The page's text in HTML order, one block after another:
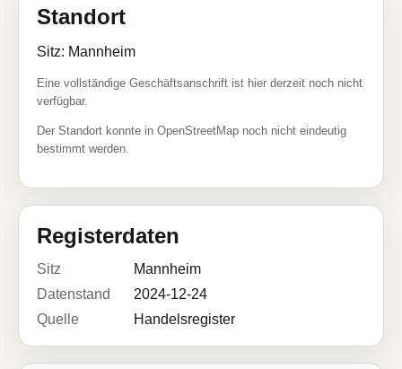
Standort
Sitz: Mannheim
Eine vollständige Geschäftsanschrift ist hier derzeit noch nicht
verfügbar.
Der Standort konnte in OpenStreetMap noch nicht eindeutig
bestimmt werden.
Registerdaten
Sitz
Mannheim
Datenstand
2024-12-24
Quelle
Handelsregister